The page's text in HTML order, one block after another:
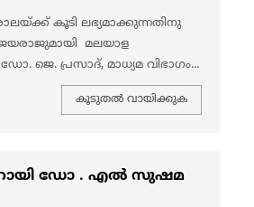
കൂടി ലഭ്യമാക്കുന്നതിനു
മലയാള
ജെ. പ്രസാദ്, മാധ്യമ വിഭാഗം...
കൂടുതല്‍ വായിക്കുക
ഡോ . എൽ സുഷമ